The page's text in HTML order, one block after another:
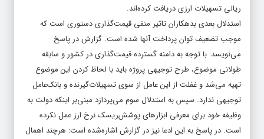
ریالی تسهیلات ارزی دریافت کرده‌‌‌‌‌‌اند.
استدلال بعدی بدهکاران تاثیر منفی قیمت‌گذاری دستوری است که
موجب تضعیف توان پرداخت آنها شده است. گزارش در پاسخ
می‌‌‌‌‌‌نویسد: با توجه به دامنه گسترده قیمت‌گذاری در کشور و سابقه
طولانی موضوع، طرح توجیهی پروژه باید با لحاظ کردن این موضوع
تهیه می‌شد و غفلت از این عامل از سوی تسهیلات‌گیرنده و بانک‌عامل
توجیهی ندارد. سپس به استدلال سوم می‌پردازد مبنی‌بر اینکه دولت به
وظیفه خود برای معرفی ابزارهای پوشش‌ریسک نرخ ارز عمل نکرده
است. در پاسخ به این ادعا نیز در گزارش اشاره‌شده است: هرچند اهمال